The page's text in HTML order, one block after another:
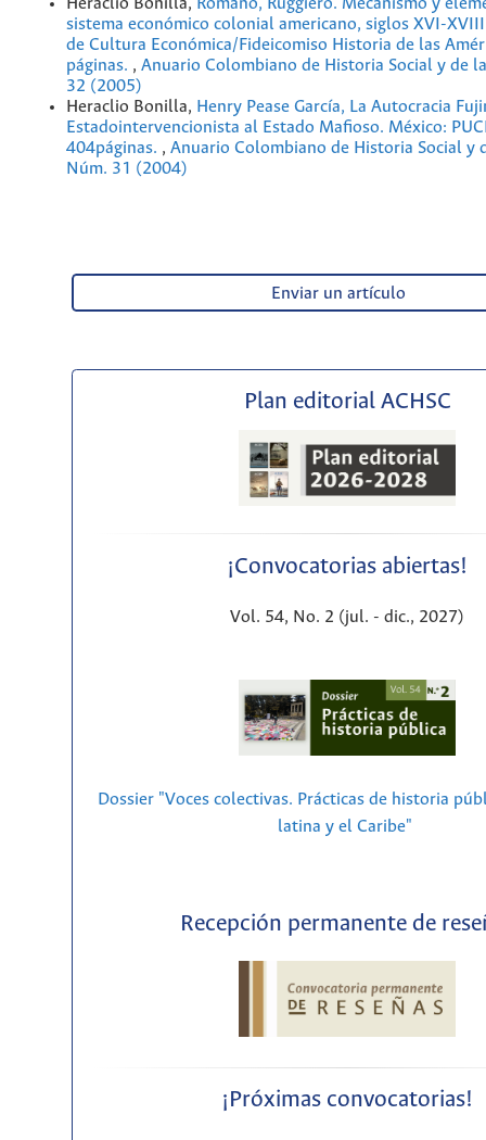
sistema económico colonial americano, siglos XVI-
de Cultura Económica/Fideicomiso Historia de las
páginas. , Anuario Colombiano de Historia Social y de
32 (2005)
Heraclio Bonilla, Henry Pease García, La Autocracia
Estadointervencionista al Estado Mafioso. México:
404páginas. , Anuario Colombiano de Historia Social y
Núm. 31 (2004)
Enviar un artículo
Plan editorial ACHSC
¡Convocatorias abiertas!
Vol. 54, No. 2 (jul. - dic., 2027)
Dossier "Voces colectivas. Prácticas de historia
latina y el Caribe"
Recepción permanente de
¡Próximas convocatorias!